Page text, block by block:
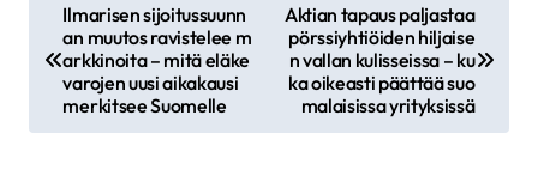
i
Ilmarisen sijoitussuunn
an muutos ravistelee m
arkkinoita – mitä eläke
varojen uusi aikakausi
merkitsee Suomelle
Aktian tapaus paljastaa
pörssiyhtiöiden hiljaise
n vallan kulisseissa – ku
ka oikeasti päättää suo
malaisissa yrityksissä